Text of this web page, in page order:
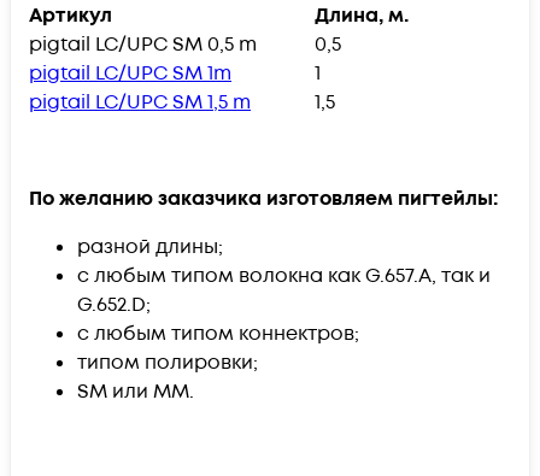
Артикул
Длина, м.
pigtail LC/UPC SM 0,5 m
0,5
pigtail LC/UPC SM 1m
1
pigtail LC/UPC SM 1,5 m
1,5
По желанию заказчика изготовляем пигтейлы:
разной длины;
с любым типом волокна как G.657.A, так и
G.652.D;
с любым типом коннектров;
типом полировки;
SM или MM.